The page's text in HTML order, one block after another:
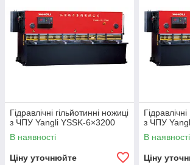
Гідравлічні гільйотинні ножиці
з ЧПУ Yangli YSSK-6×3200
В наявності
Ціну уточнюйте
з ЧПУ
В наявності
Ціну